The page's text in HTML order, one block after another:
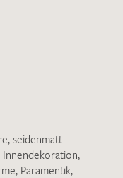
angegebenen Daten
genutzt werden.
zur Kenntnis
, seidenmatt
Innendekoration,
, Paramentik,